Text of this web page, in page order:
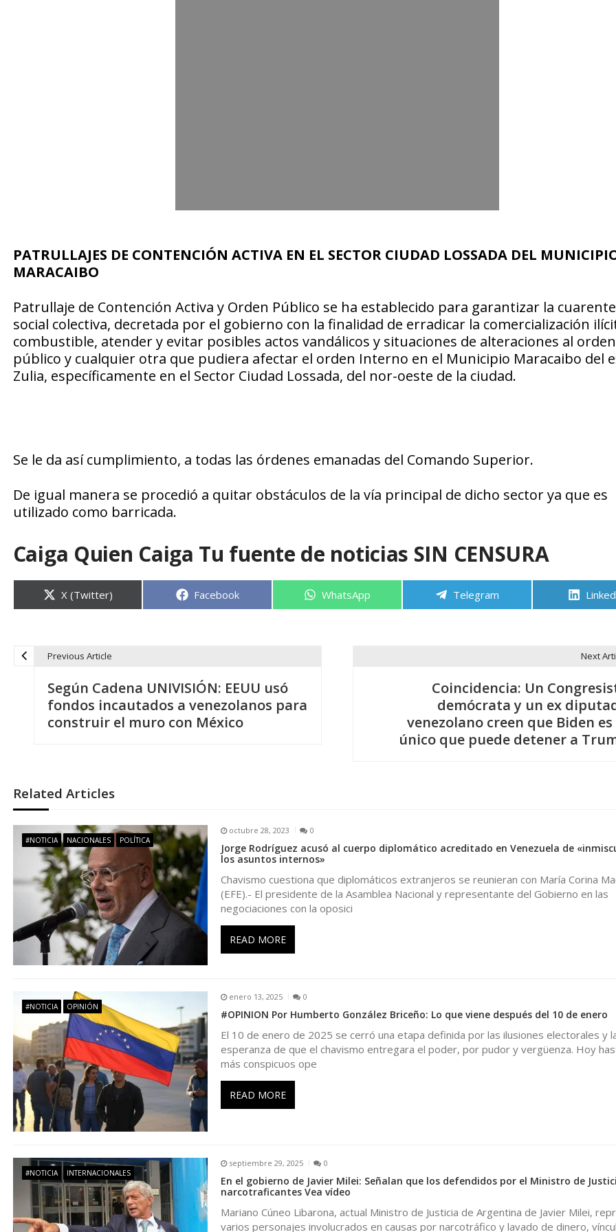
PATRULLAJES DE CONTENCIÓN ACTIVA EN EL SECTOR CIUDAD LOSSADA DEL
MARACAIBO
Patrullaje de Contención Activa y Orden Público se ha establecido para garantizar la
social colectiva, decretada por el gobierno con la finalidad de erradicar la comercialización
combustible, atender y evitar posibles actos vandálicos y situaciones de alteraciones al orden
público y cualquier otra que pudiera afectar el orden Interno en el Municipio Maracaibo del
Zulia, específicamente en el Sector Ciudad Lossada, del nor-oeste de la ciudad.
Se le da así cumplimiento, a todas las órdenes emanadas del Comando Superior.
De igual manera se procedió a quitar obstáculos de la vía principal de dicho sector ya que es
utilizado como barricada.
Caiga Quien Caiga Tu fuente de noticias SIN CENSURA
Compartir
en
X (Twitter) Compartir
Facebook Compartir
WhatsApp Compartir
Telegram
g
a
c
ó
d
e
e
n
t
r
a
Previous Article
Según Cadena UNIVISIÓN: EEUU usó
fondos incautados a venezolanos para
construir el muro con México
Next
Coincidencia: Un
demócrata y un ex
venezolano creen que Biden es
único que puede detener a
Related Articles
#NOTICIA NACIONALES POLÍTICA
octubre 28, 2023 0
Jorge Rodríguez acusó al cuerpo diplomático acreditado en Venezuela de
los asuntos internos»
Chavismo cuestiona que diplomáticos extranjeros se reunieran con María Corina
(EFE).- El presidente de la Asamblea Nacional y representante del Gobierno en las
negociaciones con la oposici
READ MORE
#NOTICIA OPINIÓN
enero 13, 2025 0
#OPINION Por Humberto González Briceño: Lo que viene después del 10 de enero
El 10 de enero de 2025 se cerró una etapa definida por las ilusiones electorales y
esperanza de que el chavismo entregara el poder, por pudor y vergüenza. Hoy
más conspicuos ope
READ MORE
#NOTICIA INTERNACIONALES
septiembre 29, 2025 0
En el gobierno de Javier Milei: Señalan que los defendidos por el Ministro de
narcotraficantes Vea vídeo
Mariano Cúneo Libarona, actual Ministro de Justicia de Argentina de Javier Milei,
varios personajes involucrados en causas por narcotráfico y lavado de dinero,